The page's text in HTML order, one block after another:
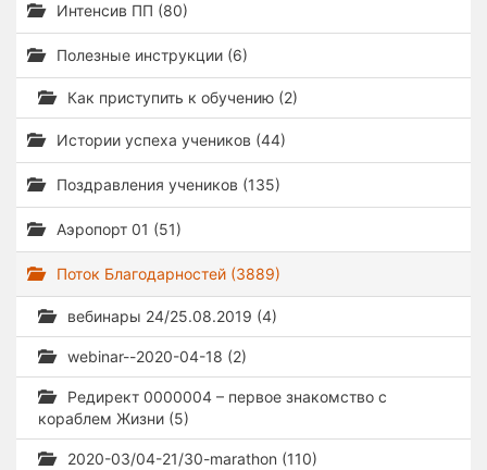
Интенсив ПП (80)
Полезные инструкции (6)
Как приступить к обучению (2)
Истории успеха учеников (44)
Поздравления учеников (135)
Аэропорт 01 (51)
Поток Благодарностей (3889)
вебинары 24/25.08.2019 (4)
webinar--2020-04-18 (2)
Редирект 0000004 – первое знакомство с
кораблем Жизни (5)
2020-03/04-21/30-marathon (110)